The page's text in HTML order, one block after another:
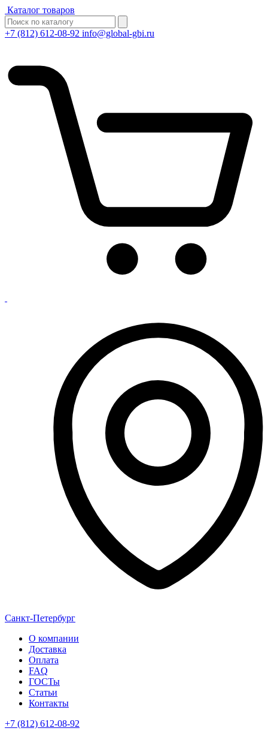
Каталог товаров
+7 (812) 612-08-92 info@global-gbi.ru
Санкт-Петербург
О компании
Доставка
Оплата
FAQ
ГОСТы
Статьи
Контакты
+7 (812) 612-08-92